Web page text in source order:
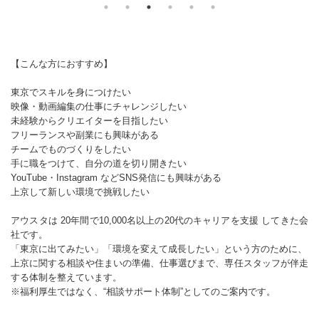
【こんな方におすすめ】
東京でスキルを身につけたい
映像・動画編集の仕事にチャレンジしたい
未経験からクリエイターを目指したい
フリーランスや副業にも興味がある
チームでものづくりをしたい
手に職をつけて、自分の道を切り開きたい
YouTube・Instagram などSNS発信にも興味がある
上京して新しい環境で挑戦したい
アウスタは 20年間で10,000名以上の20代のキャリアを支援 してきた会
社です。
「東京に出てみたい」「環境を変えて成長したい」という方のために、
上京に関する相談や住まいの準備、仕事選びまで、専任スタッフが伴走
する体制を整えています。
※福利厚生ではなく、“相談サポート体制”としてのご案内です。